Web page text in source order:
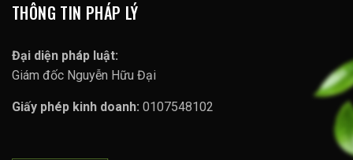
THÔNG TIN PHÁP LÝ
Đại diện pháp luật:
Giám đốc Nguyễn Hữu Đại
Giấy phép kinh doanh: 0107548102